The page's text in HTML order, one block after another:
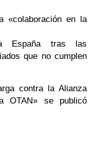
«colaboración en la
España tras las
que no cumplen
contra la Alianza
OTAN» se publicó